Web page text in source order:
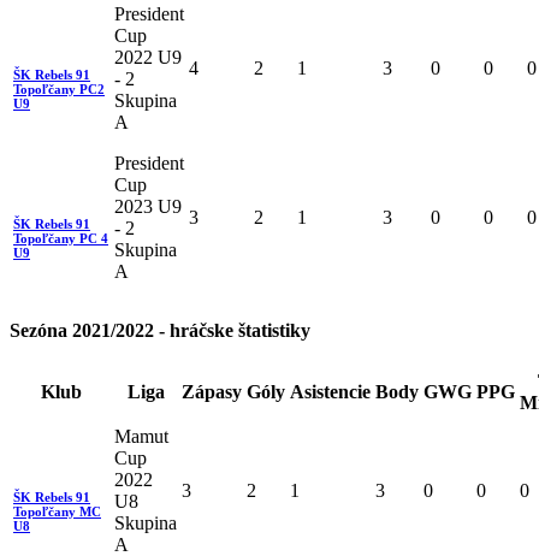
ŠK Rebels 91
Topoľčany PC2
U9
President
Cup
2022 U9
- 2
Skupina
A
4 2 1 3 0 0 0
ŠK Rebels 91
Topoľčany PC 4
U9
President
Cup
2023 U9
- 2
Skupina
A
3 2 1 3 0 0 0
Sezóna 2021/2022 - hráčske štatistiky
Klub Liga Zápasy Góly Asistencie Body GWG PPG
ŠK Rebels 91
Topoľčany MC
U8
Mamut
Cup
2022
U8
Skupina
A
3 2 1 3 0 0 0